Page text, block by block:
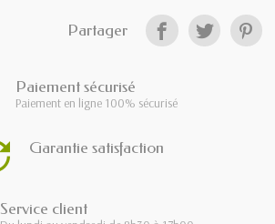
Partager
Paiement sécurisé
Paiement en ligne 100% sécurisé
Garantie satisfaction
Service client